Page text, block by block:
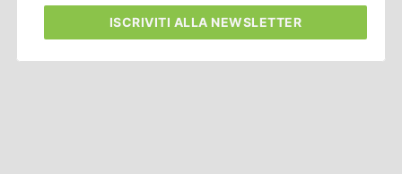
ISCRIVITI ALLA NEWSLETTER